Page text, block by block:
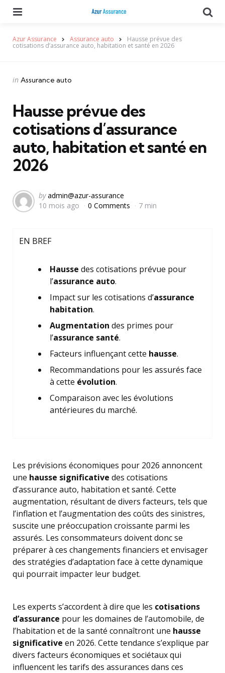
Azur Assurance Assurance auto Hausse prévue des
cotisations d’assurance auto, habitation et santé en 2026
Categories
Posted
in Assurance auto
Hausse prévue des
cotisations d’assurance
auto, habitation et santé en
2026
Posted
by
by admin@azur-assurance
10 mois ago
0 Comments 7 min
EN BREF
Hausse des cotisations prévue pour
l’assurance auto.
Impact sur les cotisations d’assurance
habitation.
Augmentation des primes pour
l’assurance santé.
Facteurs influençant cette hausse.
Recommandations pour les assurés face
à cette évolution.
Comparaison avec les évolutions
antérieures du marché.
Les prévisions économiques pour 2026 annoncent
une hausse significative des cotisations
d’assurance auto, habitation et santé. Cette
augmentation, résultant de divers facteurs, tels que
l’inflation et l’augmentation des coûts des sinistres,
suscite une préoccupation croissante parmi les
assurés. Les consommateurs doivent donc se
préparer à ces changements financiers et envisager
des stratégies d’adaptation face à cette dynamique
qui pourrait impacter leur budget.
Les experts s’accordent à dire que les cotisations
d’assurance pour les domaines de l’automobile, de
l’habitation et de la santé connaîtront une hausse
significative en 2026. Cette tendance s’explique par
divers facteurs économiques et sociétaux qui
influencent les tarifs des assurances dans ces